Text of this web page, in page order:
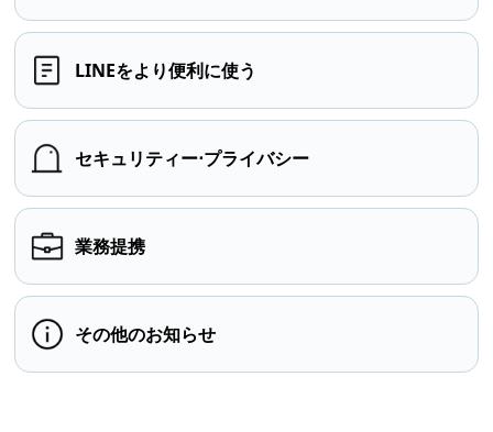
LINEをより便利に使う
セキュリティー⋅プライバシー
業務提携
その他のお知らせ